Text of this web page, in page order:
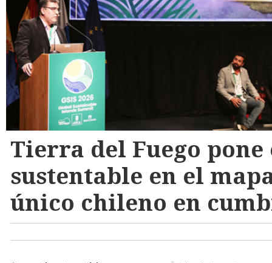
Tierra del Fuego
sustentable en el
único chileno en